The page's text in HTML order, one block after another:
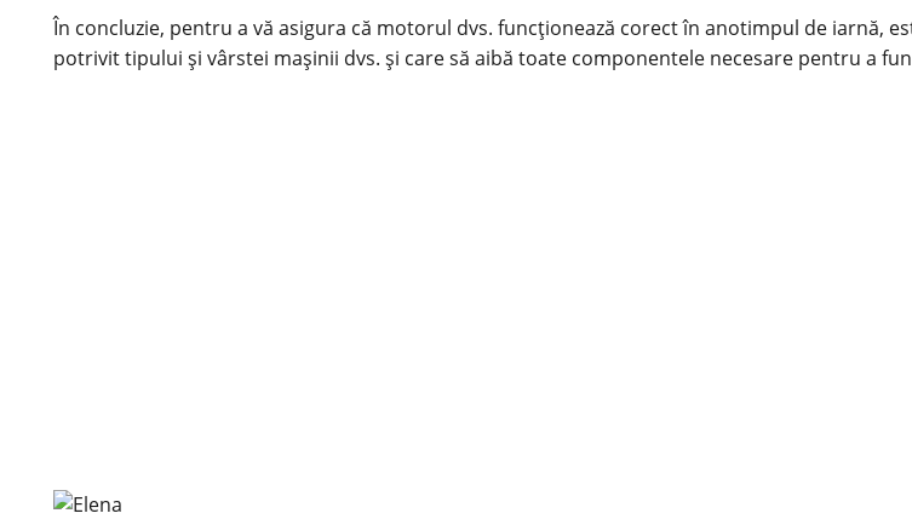
În concluzie, pentru a vă asigura că motorul dvs. funcționează corect în anotimpul de iarnă,
potrivit tipului și vârstei mașinii dvs. și care să aibă toate componentele necesare pentru a